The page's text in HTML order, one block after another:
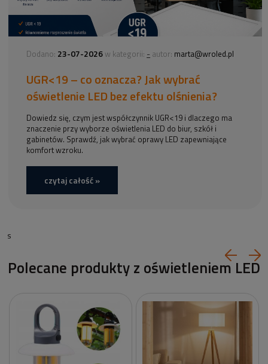
Dodano: 23-07-2026 w kategorii: - autor: marta@wroled.pl
UGR<19 – co oznacza? Jak wybrać
oświetlenie LED bez efektu olśnienia?
Dowiedz się, czym jest współczynnik UGR<19 i dlaczego ma
znaczenie przy wyborze oświetlenia LED do biur, szkół i
gabinetów. Sprawdź, jak wybrać oprawy LED zapewniające
komfort wzroku.
czytaj całość »
s
Polecane produkty z oświetleniem LED